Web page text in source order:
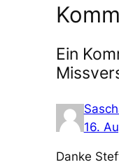
Ein
16.
Danke